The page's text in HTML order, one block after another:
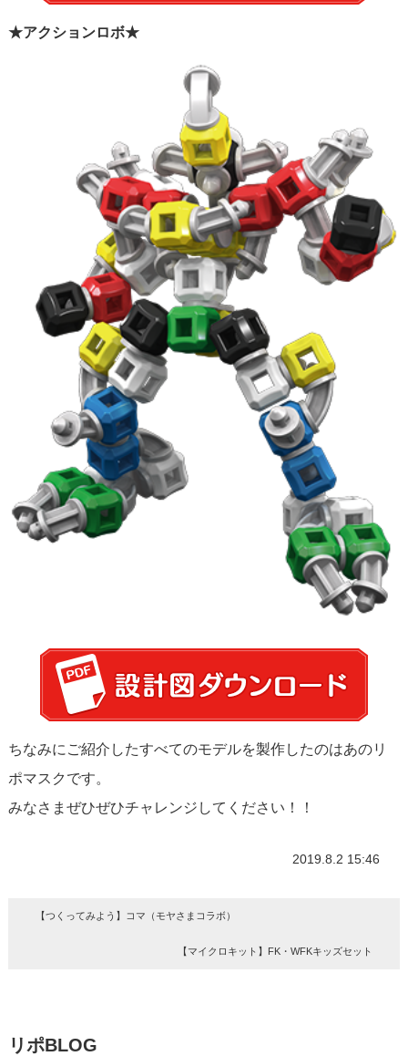
★アクションロボ★
ちなみにご紹介したすべてのモデルを製作したのはあのリ
ポマスクです。
みなさまぜひぜひチャレンジしてください！！
2019.8.2 15:46
【つくってみよう】コマ（モヤさまコラボ）
【マイクロキット】FK・WFKキッズセット
リポBLOG